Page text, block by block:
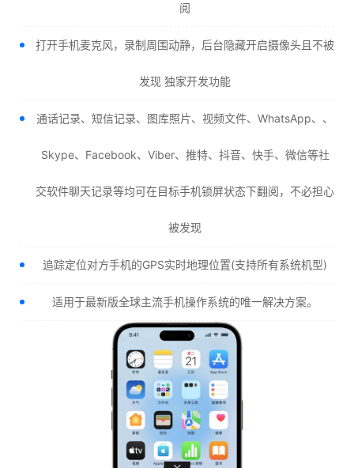
阅
打开手机麦克风，录制周围动静，后台隐藏开启摄像头且不被
发现 独家开发功能
通话记录、短信记录、图库照片、视频文件、WhatsApp、、
Skype、Facebook、Viber、推特、抖音、快手、微信等社
交软件聊天记录等均可在目标手机锁屏状态下翻阅，不必担心
被发现
追踪定位对方手机的GPS实时地理位置(支持所有系统机型)
适用于最新版全球主流手机操作系统的唯一解决方案。